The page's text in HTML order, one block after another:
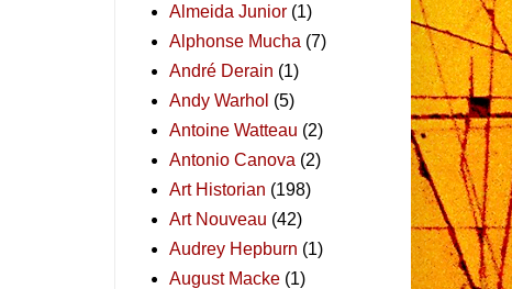
Almeida Junior (1)
Alphonse Mucha (7)
André Derain (1)
Andy Warhol (5)
Antoine Watteau (2)
Antonio Canova (2)
Art Historian (198)
Art Nouveau (42)
Audrey Hepburn (1)
August Macke (1)